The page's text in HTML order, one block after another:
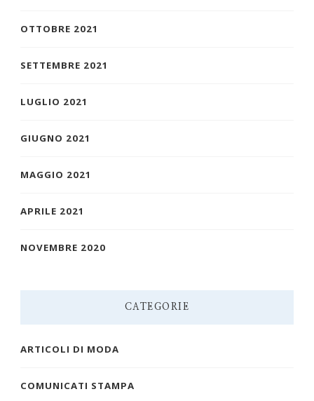
OTTOBRE 2021
SETTEMBRE 2021
LUGLIO 2021
GIUGNO 2021
MAGGIO 2021
APRILE 2021
NOVEMBRE 2020
CATEGORIE
ARTICOLI DI MODA
COMUNICATI STAMPA